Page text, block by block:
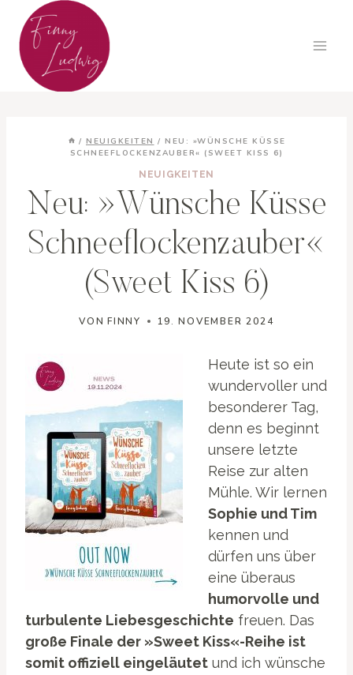
Inhalt
springen
/ NEUIGKEITEN / NEU: »WÜNSCHE KÜSSE
SCHNEEFLOCKENZAUBER« (SWEET KISS 6)
NEUIGKEITEN
Neu: »Wünsche Küsse
Schneeflockenzauber«
(Sweet Kiss 6)
VON FINNY 19. NOVEMBER 2024
Heute ist so ein
wundervoller und
besonderer Tag,
denn es beginnt
unsere letzte
Reise zur alten
Mühle. Wir lernen
Sophie und Tim
kennen und
dürfen uns über
eine überaus
humorvolle und
turbulente Liebesgeschichte freuen. Das
große Finale der »Sweet Kiss«-Reihe ist
somit offiziell eingeläutet und ich wünsche